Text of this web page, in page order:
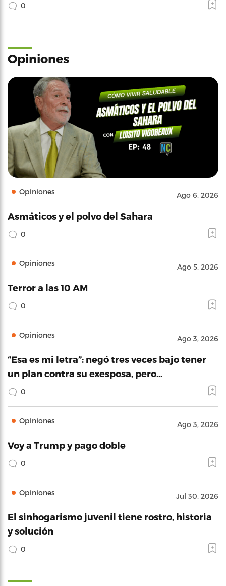
0
Opiniones
Opiniones Ago 6, 2026
Asmáticos y el polvo del Sahara
0
Opiniones Ago 5, 2026
Terror a las 10 AM
0
Opiniones Ago 3, 2026
“Esa es mi letra”: negó tres veces bajo tener
un plan contra su exesposa, pero…
0
Opiniones Ago 3, 2026
Voy a Trump y pago doble
0
Opiniones Jul 30, 2026
El sinhogarismo juvenil tiene rostro, historia
y solución
0